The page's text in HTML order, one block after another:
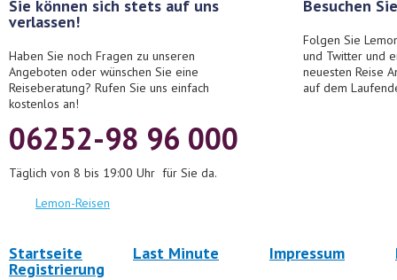
Sie können sich stets auf uns
verlassen!
Haben Sie noch Fragen zu unseren
Angeboten oder wünschen Sie eine
Reiseberatung? Rufen Sie uns einfach
kostenlos an!
06252-98 96 000
Täglich von 8 bis 19:00 Uhr für Sie da.
Lemon-Reisen
Besuchen
Folgen Sie
und Twitter und
neuesten Reise
auf dem
Startseite Last Minute Impressum
Registrierung